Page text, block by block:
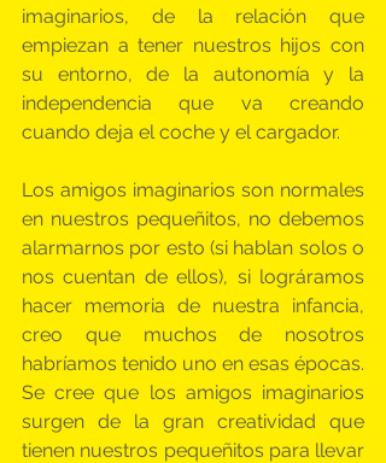
imaginarios, de la relación que
empiezan a tener nuestros hijos con
su entorno, de la autonomía y la
independencia que va creando
cuando deja el coche y el cargador.
Los amigos imaginarios son normales
en nuestros pequeñitos, no debemos
alarmarnos por esto (si hablan solos o
nos cuentan de ellos), si lográramos
hacer memoria de nuestra infancia,
creo que muchos de nosotros
habríamos tenido uno en esas épocas.
Se cree que los amigos imaginarios
surgen de la gran creatividad que
tienen nuestros pequeñitos para llevar